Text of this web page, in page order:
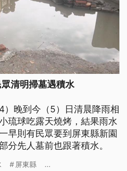
清明掃墓遇積水
）晚到今（5）日清晨降雨相
琉球吃露天燒烤，結果雨水
早則有民眾要到屏東縣新園
分先人墓前也跟著積水。
屏東縣 ...